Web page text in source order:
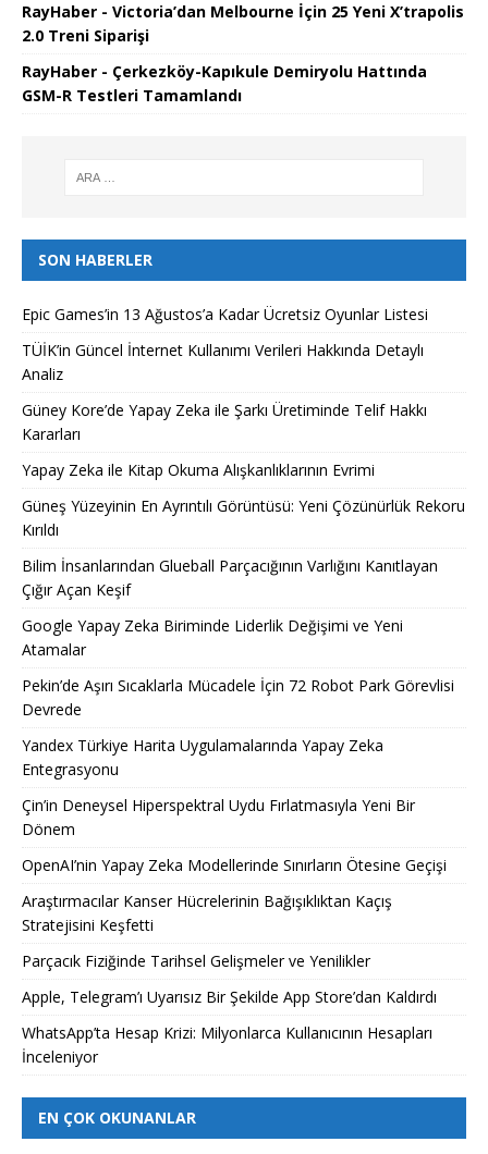
RayHaber - Victoria’dan Melbourne İçin 25 Yeni X’trapolis
2.0 Treni Siparişi
RayHaber - Çerkezköy-Kapıkule Demiryolu Hattında
GSM-R Testleri Tamamlandı
SON HABERLER
Epic Games’in 13 Ağustos’a Kadar Ücretsiz Oyunlar Listesi
TÜİK’in Güncel İnternet Kullanımı Verileri Hakkında Detaylı
Analiz
Güney Kore’de Yapay Zeka ile Şarkı Üretiminde Telif Hakkı
Kararları
Yapay Zeka ile Kitap Okuma Alışkanlıklarının Evrimi
Güneş Yüzeyinin En Ayrıntılı Görüntüsü: Yeni Çözünürlük Rekoru
Kırıldı
Bilim İnsanlarından Glueball Parçacığının Varlığını Kanıtlayan
Çığır Açan Keşif
Google Yapay Zeka Biriminde Liderlik Değişimi ve Yeni
Atamalar
Pekin’de Aşırı Sıcaklarla Mücadele İçin 72 Robot Park Görevlisi
Devrede
Yandex Türkiye Harita Uygulamalarında Yapay Zeka
Entegrasyonu
Çin’in Deneysel Hiperspektral Uydu Fırlatmasıyla Yeni Bir
Dönem
OpenAI’nin Yapay Zeka Modellerinde Sınırların Ötesine Geçişi
Araştırmacılar Kanser Hücrelerinin Bağışıklıktan Kaçış
Stratejisini Keşfetti
Parçacık Fiziğinde Tarihsel Gelişmeler ve Yenilikler
Apple, Telegram’ı Uyarısız Bir Şekilde App Store’dan Kaldırdı
WhatsApp’ta Hesap Krizi: Milyonlarca Kullanıcının Hesapları
İnceleniyor
EN ÇOK OKUNANLAR